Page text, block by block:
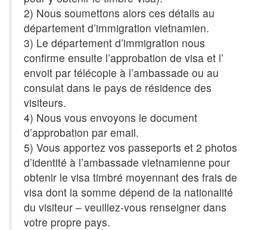
2) Nous soumettons alors ces détails au
département d’immigration vietnamien.
3) Le département d’immigration nous
confirme ensuite l’approbation de visa et l’
envoit par télécopie à l’ambassade ou au
consulat dans le pays de résidence des
visiteurs.
4) Nous vous envoyons le document
d’approbation par email.
5) Vous apportez vos passeports et 2 photos
d’identité à l’ambassade vietnamienne pour
obtenir le visa timbré moyennant des frais de
visa dont la somme dépend de la nationalité
du visiteur – veuillez-vous renseigner dans
votre propre pays.